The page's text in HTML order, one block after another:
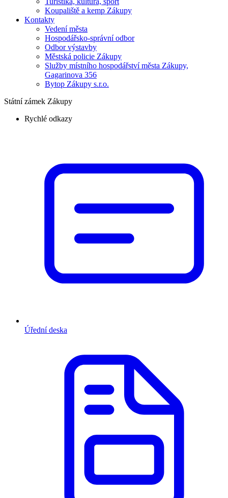
Koupaliště a kemp Zákupy
Kontakty
Vedení města
Hospodářsko-správní odbor
Odbor výstavby
Městská policie Zákupy
Služby místního hospodářství města Zákupy,
Gagarinova 356
Bytop Zákupy s.r.o.
Státní zámek Zákupy
Rychlé odkazy
Úřední deska